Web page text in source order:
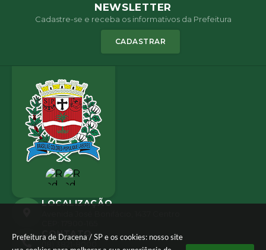
Prefeitura de Dracena / SP e os cookies: nosso site
NEWSLETTER
Cadastre-se e receba os informativos da Prefeitura
CADASTRAR
LOCALIZAÇÃO
CONTATO